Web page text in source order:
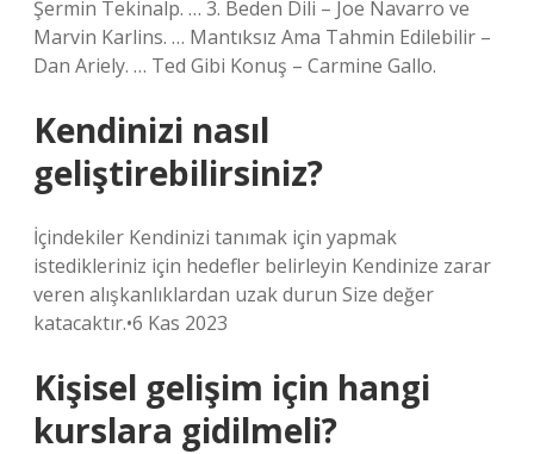
Şermin Tekinalp. … 3. Beden Dili – Joe Navarro ve
Marvin Karlins. … Mantıksız Ama Tahmin Edilebilir –
Dan Ariely. … Ted Gibi Konuş – Carmine Gallo.
Kendinizi nasıl
geliştirebilirsiniz?
İçindekiler Kendinizi tanımak için yapmak
istedikleriniz için hedefler belirleyin Kendinize zarar
veren alışkanlıklardan uzak durun Size değer
katacaktır.•6 Kas 2023
Kişisel gelişim için hangi
kurslara gidilmeli?